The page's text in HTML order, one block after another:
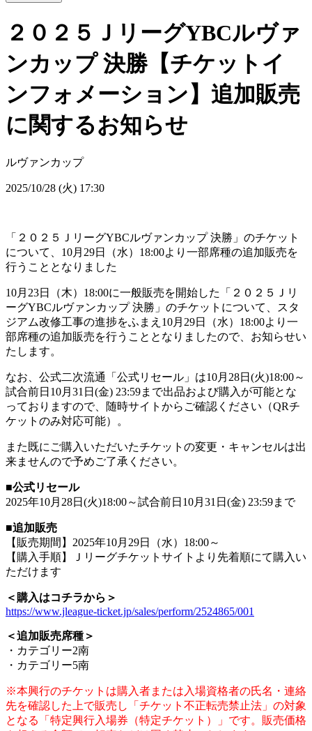
２０２５ＪリーグYBCルヴァ
ンカップ 決勝【チケットイ
ンフォメーション】追加販売
に関するお知らせ
ルヴァンカップ
2025/10/28 (火) 17:30
「２０２５ＪリーグYBCルヴァンカップ 決勝」のチケット
について、10月29日（水）18:00より一部席種の追加販売を
行うこととなりました
10月23日（木）18:00に一般販売を開始した「２０２５Ｊリ
ーグYBCルヴァンカップ 決勝」のチケットについて、スタ
ジアム改修工事の進捗をふまえ10月29日（水）18:00より一
部席種の追加販売を行うこととなりましたので、お知らせい
たします。
なお、公式二次流通「公式リセール」は10月28日(火)18:00～
試合前日10月31日(金) 23:59まで出品および購入が可能とな
っておりますので、随時サイトからご確認ください（QRチ
ケットのみ対応可能）。
また既にご購入いただいたチケットの変更・キャンセルは出
来ませんので予めご了承ください。
■公式リセール
2025年10月28日(火)18:00～試合前日10月31日(金) 23:59まで
■追加販売
【販売期間】2025年10月29日（水）18:00～
【購入手順】Ｊリーグチケットサイトより先着順にて購入い
ただけます
＜購入はコチラから＞
https://www.jleague-ticket.jp/sales/perform/2524865/001
＜追加販売席種＞
・カテゴリー2南
・カテゴリー5南
※本興行のチケットは購入者または入場資格者の氏名・連絡
先を確認した上で販売し「チケット不正転売禁止法」の対象
となる「特定興行入場券（特定チケット）」です。販売価格